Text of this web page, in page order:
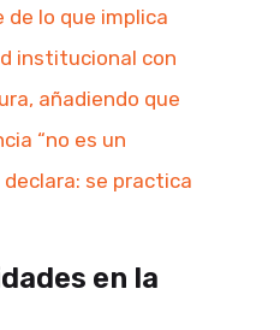
lo que implica
institucional con
añadiendo que
“no es un
se practica
en la